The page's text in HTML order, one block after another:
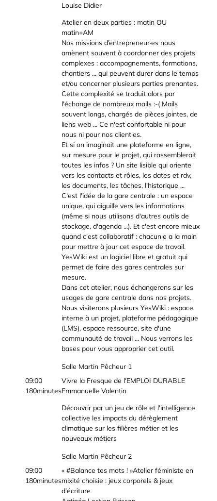
Louise Didier
Atelier en deux parties : matin OU
matin+AM
Nos missions d’entrepreneur·es nous
amènent souvent à coordonner des projets
complexes : accompagnements, formations,
chantiers ... qui peuvent durer dans le temps
et/ou concerner plusieurs parties prenantes.
Cette complexité se traduit alors par
l'échange de nombreux mails :-( Mails
souvent longs, chargés de pièces jointes, de
liens web ... Ce n'est confortable ni pour
nous ni pour nos client·es.
Et si on imaginait une plateforme en ligne,
sur mesure pour le projet, qui rassemblerait
toutes les infos ? Un site lisible qui oriente
vers les contacts et rôles, les dates et rdv,
les documents, les tâches, l'historique ...
C'est l'idée de la gare centrale : un espace
unique, qui aiguille vers les informations
(même si nous utilisons d'autres outils de
stockage, d'agenda ...). Et c'est encore mieux
quand c'est collaboratif : chacun·e a la main
pour mettre à jour cet espace de travail.
YesWiki est un logiciel libre et gratuit qui
permet de faire des gares centrales sur
mesure.
Dans cet atelier, nous échangerons sur les
usages de gare centrale dans nos projets.
Nous visiterons plusieurs YesWiki : espace
interne à un projet, plateforme pédagogique
(LMS), espace ressource, site d'une
communauté de travail ... Nous verrons les
bases pour vous approprier cet outil.
Salle Martin Pêcheur 1
09:00
180minutes
Vivre la Fresque de l'EMPLOI DURABLE
Emmanuelle Valentin
Découvrir par un jeu de rôle et l'intelligence
collective les impacts du dérèglement
climatique sur les filières métier et les
nouveaux métiers
Salle Martin Pêcheur 2
09:00
180minutes
« #Balance tes mots ! »Atelier féministe en
mixité choisie : jeux corporels & jeux
d'écriture